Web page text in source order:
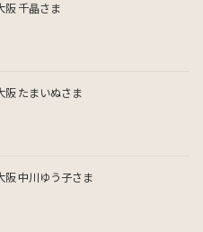
千晶さま
たまいぬさま
中川ゆう子さま